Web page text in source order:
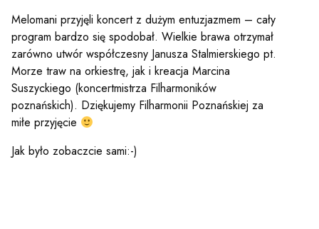
sal
Melomani przyjęli koncert z dużym entuzjazmem – cały
program bardzo się spodobał. Wielkie brawa otrzymał
zarówno utwór współczesny Janusza Stalmierskiego pt.
Morze traw na orkiestrę, jak i kreacja Marcina
Suszyckiego (koncertmistrza Filharmoników
poznańskich). Dziękujemy Filharmonii Poznańskiej za
miłe przyjęcie
Jak było zobaczcie sami:-)